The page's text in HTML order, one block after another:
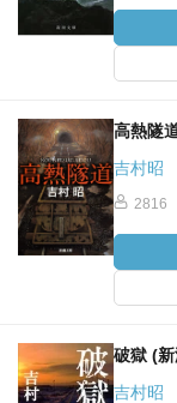
高熱隧
吉村昭
2816
破獄 (
吉村昭